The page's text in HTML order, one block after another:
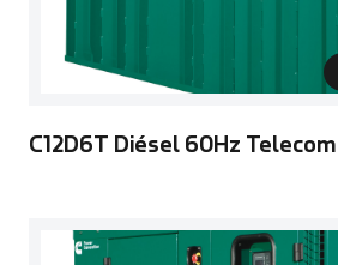
C12D6T Diésel 60Hz Telecom